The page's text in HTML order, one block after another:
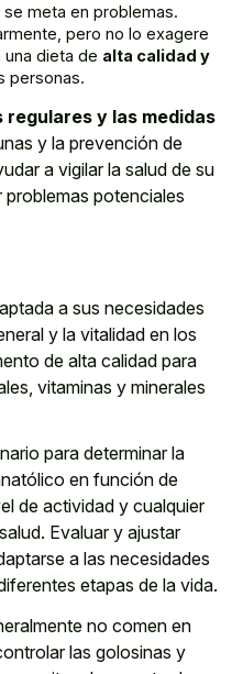
meta en problemas.
pero no lo exagere
una dieta de alta calidad y
personas.
y las medidas
y la prevención de
a vigilar la salud de su
potenciales
a sus necesidades
y la vitalidad en los
de alta calidad para
vitaminas y minerales
para determinar la
en función de
de actividad y cualquier
Evaluar y ajustar
a las necesidades
etapas de la vida.
no comen en
las golosinas y